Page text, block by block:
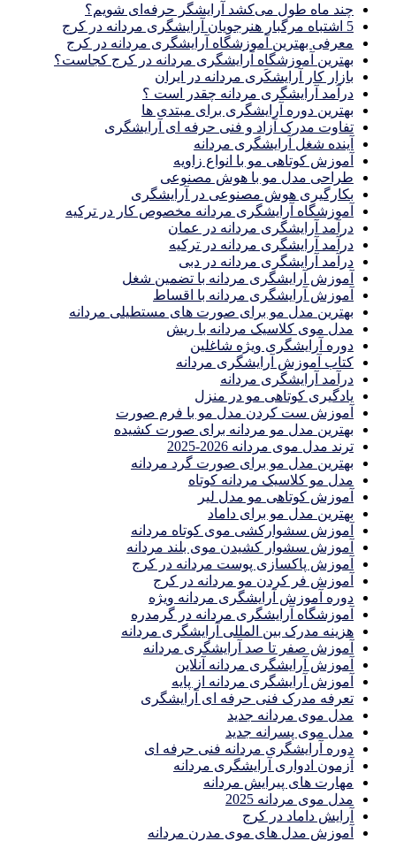
چند ماه طول می‌کشد آرایشگر حرفه‌ای شویم؟
5 اشتباه مرگبار هنرجویان آرایشگری مردانه در کرج
معرفی بهترین آموزشگاه آرایشگری مردانه در کرج
بهترین آموزشگاه آرایشگری مردانه در کرج کجاست؟
بازار كار آرايشكَرى مردانه در ايران
درآمد آرایشگری مردانه چقدر است ؟
بهترین دوره آرایشگری برای مبتدی ها
تفاوت مدرک آزاد و فنی حرفه ای آرایشگری
آینده شغل آرایشگری مردانه
آموزش کوتاهی مو با انواع زاویه
طراحی مدل مو با هوش مصنوعی
بکارگیری هوش مصنوعی در آرایشگری
آموزشگاه آرایشگری مردانه مخصوص کار در ترکیه
درآمد آرایشگری مردانه در عمان
درآمد آرایشگری مردانه در ترکیه
درآمد آرایشگری مردانه در دبی
آموزش آرایشگری مردانه با تضمین شغل
آموزش آرایشگری مردانه با اقساط
بهترین مدل مو برای صورت های مستطیلی مردانه
مدل موی کلاسیک مردانه با ریش
دوره آرایشگری ویژه شاغلین
کتاب آموزش آرایشگری مردانه
درآمد آرایشگری مردانه
یادگیری كوتاهى مو در منزل
آموزش ست كردن مدل مو با فرم صورت
بهترین مدل مو مردانه برای صورت کشیده
ترند مدل موی مردانه 2026-2025
بهترين مدل مو براى صورت گرد مردانه
مدل مو کلاسیک مردانه کوتاه
آموزش کوتاهی مو مدل لیر
بهترین مدل مو برای داماد
آموزش سشوارکشی موی کوتاه مردانه
آموزش سشوار کشیدن موی بلند مردانه
آموزش پاکسازی پوست مردانه در کرج
آموزش فر کردن مو مردانه در کرج
دوره آموزش آرایشگری مردانه ویژه
آموزشگاه آرایشگری مردانه در گرمدره
هزینه مدرک بین المللی آرایشگری مردانه
آموزش صفر تا صد آرایشگری مردانه
آموزش آرایشگری مردانه آنلاین
آموزش آرایشگری مردانه از پایه
تعرفه مدرک فنی حرفه ای آرایشگری
مدل موی مردانه جدید
مدل موی پسرانه جدید
دوره آرایشگری مردانه فنی حرفه ای
آزمون ادواری آرایشگری مردانه
مهارت های پیرایش مردانه
مدل موی مردانه 2025
آرایش داماد در کرج
آموزش مدل های موی مدرن مردانه